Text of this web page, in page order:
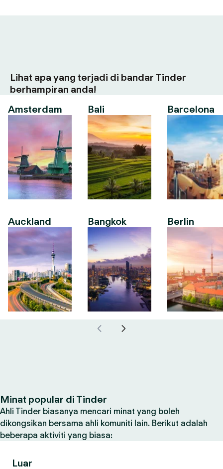
Lihat apa yang terjadi di bandar Tinder
berhampiran anda!
Amsterdam
Auckland
Bali
Bangkok
Barcelona
Berlin
Minat popular di Tinder
Ahli Tinder biasanya mencari minat yang boleh
dikongsikan bersama ahli komuniti lain. Berikut adalah
beberapa aktiviti yang biasa:
Luar